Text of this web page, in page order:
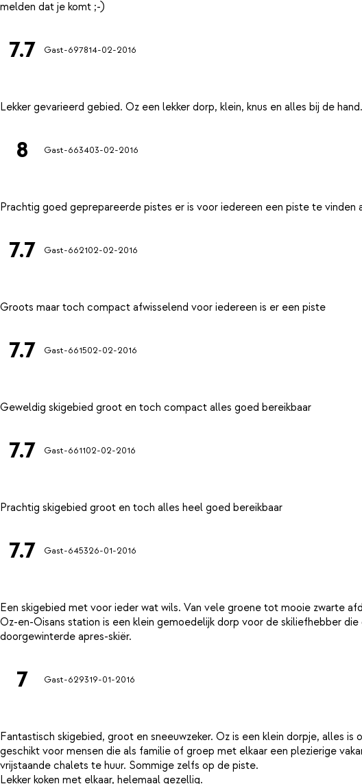
7.7 Gast-697814-02-2016
8 Gast-663403-02-2016
7.7 Gast-662102-02-2016
7.7 Gast-661502-02-2016
7.7 Gast-661102-02-2016
7.7 Gast-645326-01-2016
Een skigebied met voor ieder wat wils. Van vele groene tot mooie zwarte
Oz-en-Oisans station is een klein gemoedelijk dorp voor de skiliefhebber
7 Gast-629319-01-2016
Fantastisch skigebied, groot en sneeuwzeker. Oz is een klein dorpje, alles
geschikt voor mensen die als familie of groep met elkaar een plezierige
vrijstaande chalets te huur. Sommige zelfs op de piste.